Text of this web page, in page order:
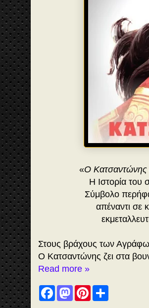
«Ο Κατσαντώνης
Η Ιστορία του
Σύμβολο
απέναντι σε
Στους βράχους των
Ο Κατσαντώνης ζει στα
Read more »
F
a
M
a
P